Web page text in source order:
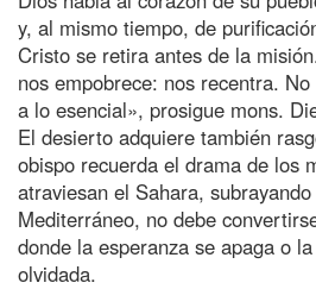
y, al mismo tiempo, de
Cristo se retira antes de la
nos empobrece: nos recentra.
a lo esencial», prosigue mons.
El desierto adquiere también
obispo recuerda el drama de los
atraviesan el Sahara,
Mediterráneo, no debe
donde la esperanza se apaga o
olvidada.